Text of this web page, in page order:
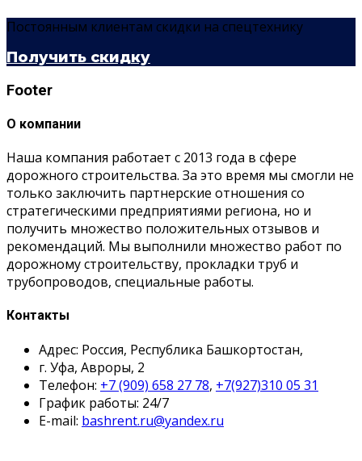
Постоянным клиентам скидки на спецтехнику
Получить скидку
Footer
О компании
Наша компания работает с 2013 года в сфере
дорожного строительства. За это время мы смогли не
только заключить партнерские отношения со
стратегическими предприятиями региона, но и
получить множество положительных отзывов и
рекомендаций. Мы выполнили множество работ по
дорожному строительству, прокладки труб и
трубопроводов, специальные работы.
Контакты
Адрес: Россия, Республика Башкортостан,
г. Уфа, Авроры, 2
Телефон: +7 (909) 658 27 78, +7(927)310 05 31
График работы: 24/7
E-mail: bashrent.ru@yandex.ru